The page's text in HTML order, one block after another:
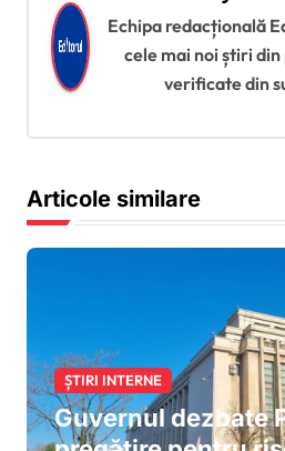
e
î
r
t
l
e
Echipa redacțională
cele mai noi știri
verificate din
Articole similare
ȘTIRI INTERNE
Guvernul dezbate